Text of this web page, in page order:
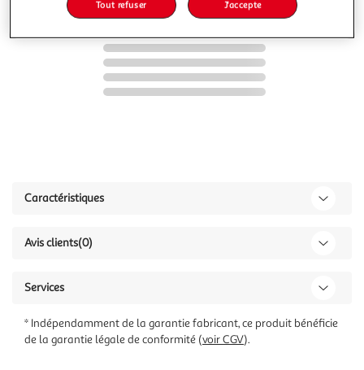
Caractéristiques
Avis clients(0)
Services
* Indépendamment de la garantie fabricant, ce produit bénéficie
de la garantie légale de conformité (voir CGV).
Tout refuser J'accepte